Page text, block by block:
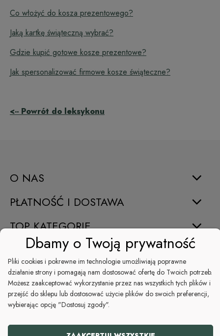
Co włożyć do kosza prezentowego?
Jaką kartkę świąteczną wybrać?
Gdzie kupić gotowe kosze prezentowe?
Jak spersonalizować firmowe kosze świąteczne?
<-- Powrót do leksykonu
O NAS
PŁATNOŚĆ I DOSTAWA
TOP KATEGORIE
INFORMACJE
ŚWIĘTA
POMOC
+48 794 046 582
Dbamy o Twoją prywatność
Pliki cookies i pokrewne im technologie umożliwiają poprawne
działanie strony i pomagają nam dostosować ofertę do Twoich potrzeb.
Możesz zaakceptować wykorzystanie przez nas wszystkich tych plików i
przejść do sklepu lub dostosować użycie plików do swoich preferencji,
wybierając opcję "Dostosuj zgody".